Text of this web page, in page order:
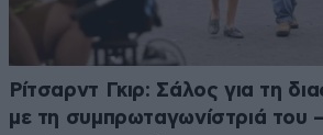
Ρίτσαρντ Γκιρ: Σάλος για τη
με τη συμπρωταγωνίστριά